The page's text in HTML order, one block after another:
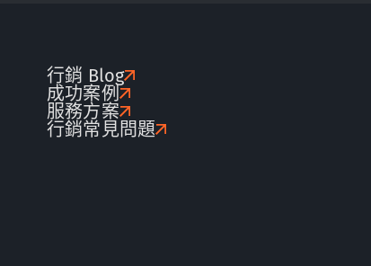
行銷 Blog
成功案例
服務方案
行銷常見問題